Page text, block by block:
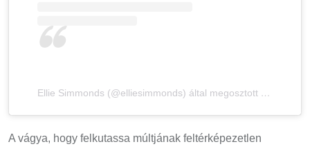
Ellie Simmonds (@elliesimmonds) által megosztott bejegyzés
A vágya, hogy felkutassa múltjának feltérképezetlen